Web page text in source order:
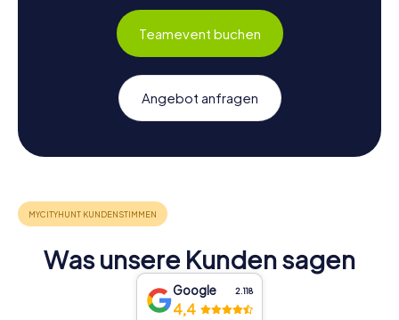
Teamevent buchen
Angebot anfragen
Was unsere Kunden sagen
Google 2.118
4,4